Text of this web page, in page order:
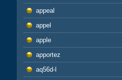
appeal
appel
apple
apportez
aq56d-l